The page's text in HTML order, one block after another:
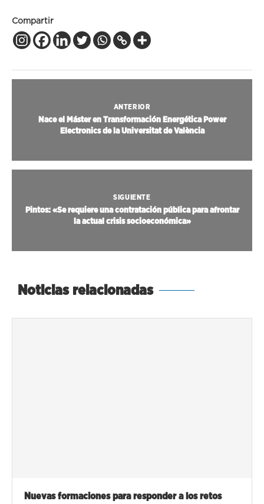
Compartir
ANTERIOR
Nace el Máster en Transformación Energética Power
Electronics de la Universitat de València
SIGUIENTE
Pintos: «Se requiere una contratación pública para afrontar
la actual crisis socioeconómica»
Noticias relacionadas
Nuevas formaciones para responder a los retos